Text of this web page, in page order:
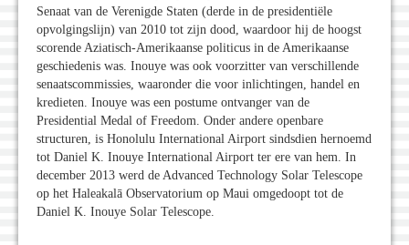
Senaat van de Verenigde Staten (derde in de presidentiële
opvolgingslijn) van 2010 tot zijn dood, waardoor hij de hoogst
scorende Aziatisch-Amerikaanse politicus in de Amerikaanse
geschiedenis was. Inouye was ook voorzitter van verschillende
senaatscommissies, waaronder die voor inlichtingen, handel en
kredieten. Inouye was een postume ontvanger van de
Presidential Medal of Freedom. Onder andere openbare
structuren, is Honolulu International Airport sindsdien hernoemd
tot Daniel K. Inouye International Airport ter ere van hem. In
december 2013 werd de Advanced Technology Solar Telescope
op het Haleakalā Observatorium op Maui omgedoopt tot de
Daniel K. Inouye Solar Telescope.